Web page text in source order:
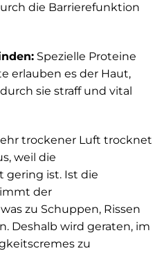
die Barrierefunktion
Spezielle Proteine
erlauben es der Haut,
sie straff und vital
trockener Luft trocknet
weil die
ist. Ist die
der
zu Schuppen, Rissen
Deshalb wird geraten, im
zu